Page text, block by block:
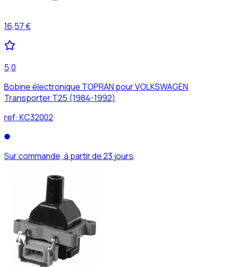
16,57 €
5,0
Bobine électronique TOPRAN pour VOLKSWAGEN
Transporter T25 (1984-1992)
ref: KC32002
Sur commande, à partir de 23 jours